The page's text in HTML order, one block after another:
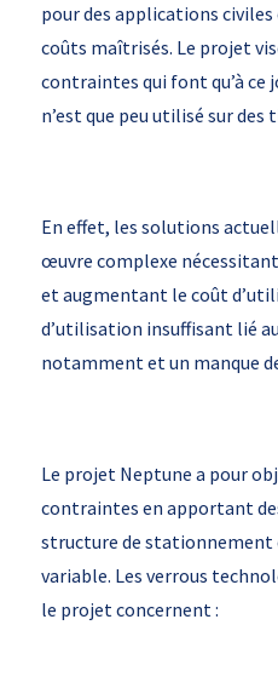
pour des applications
coûts maîtrisés. Le projet
contraintes qui font qu’à ce
n’est que peu utilisé sur des
En effet, les solutions
œuvre complexe
et augmentant le coût
d’utilisation insuffisant lié
notamment et un manque
Le projet Neptune a pour
contraintes en apportant
structure de stationnement
variable. Les verrous
le projet concernent :